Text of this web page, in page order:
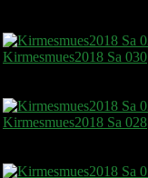
Kirmesmues2018 Sa 030
Kirmesmues2018 Sa 028